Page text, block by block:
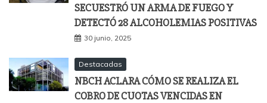
SECUESTRÓ UN ARMA DE FUEGO Y
DETECTÓ 28 ALCOHOLEMIAS POSITIVAS
30 junio, 2025
Destacadas
NBCH ACLARA CÓMO SE REALIZA EL
COBRO DE CUOTAS VENCIDAS EN